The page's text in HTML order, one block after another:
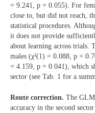
= 9.241, p = 0.055). For
close to, but did not reach,
statistical procedures.
it does not provide
about learning across trials.
males (χ²(1) = 0.088, p =
= 4.159, p = 0.041), which
sector (see Tab. 1 for a
Route correction. The
accuracy in the second